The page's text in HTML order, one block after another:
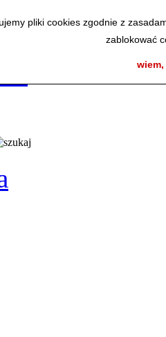
pliki cookies zgodnie z
zablokować